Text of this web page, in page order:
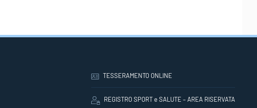
TESSERAMENTO ONLINE
REGISTRO SPORT e SALUTE – AREA RISERVATA